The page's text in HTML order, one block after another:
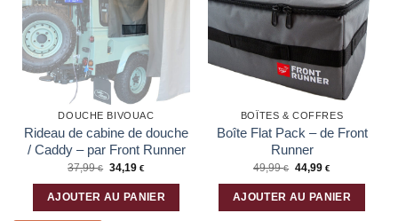
DOUCHE BIVOUAC
Rideau de cabine de douche
/ Caddy – par Front Runner
37,99€ 34,19 €
AJOUTER AU PANIER
à la liste
d’envies
BOÎTES & COFFRES
Boîte Flat Pack – de Front
Runner
49,99€ 44,99 €
AJOUTER AU PANIER